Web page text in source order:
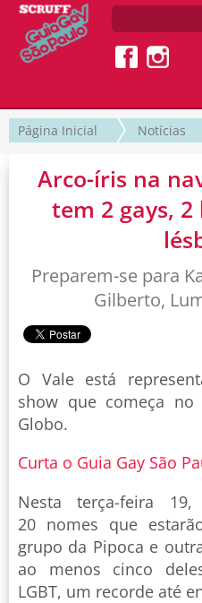
Página Inicial Notícias
Arco-íris na
tem 2 gays, 2
Preparem-se para
Gilberto,
O Vale está
show que começa
Globo.
Curta o Guia Gay São
Nesta terça-feira
20 nomes que
grupo da Pipoca e
ao menos cinco
LGBT, um recorde até